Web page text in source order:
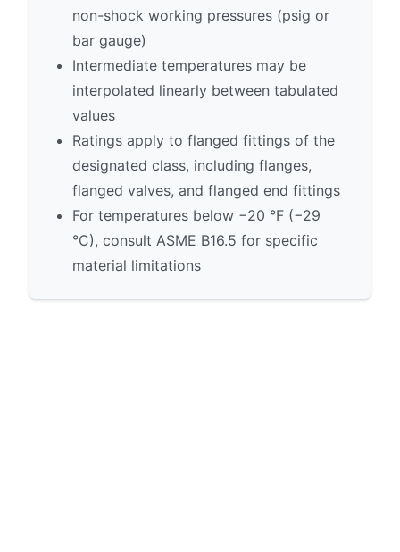
non-shock working pressures (psig or
bar gauge)
Intermediate temperatures may be
interpolated linearly between tabulated
values
Ratings apply to flanged fittings of the
designated class, including flanges,
flanged valves, and flanged end fittings
For temperatures below −20 °F (−29
°C), consult ASME B16.5 for specific
material limitations